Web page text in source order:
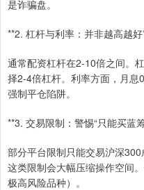
是诈骗盘。
**2. 杠杆与利率：并非越高越
通常配资杠杆在2-10倍之间。
择2-4倍杠杆。利率方面，月
强制平仓陷阱。
**3. 交易限制：警惕“只能买蓝
部分平台限制只能交易沪深300
这类限制会大幅压缩操作空间
极高风险品种）。